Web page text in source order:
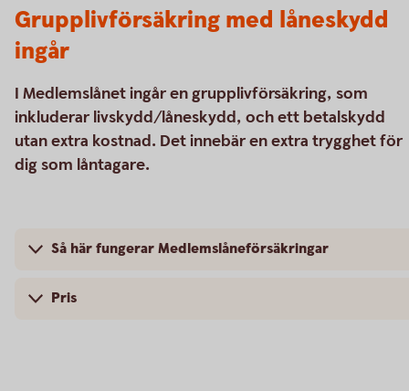
Grupplivförsäkring med låneskydd
ingår
I Medlemslånet ingår en grupplivförsäkring, som
inkluderar livskydd/låneskydd, och ett betalskydd
utan extra kostnad. Det innebär en extra trygghet för
dig som låntagare.
Så här fungerar Medlemslåneförsäkringar
Pris